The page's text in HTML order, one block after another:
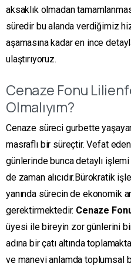
aksaklık olmadan
süredir bu alanda verdiğimiz
aşamasına kadar en ince
ulaştırıyoruz.
Cenaze Fonu
Olmalıyım?
Cenaze süreci gurbette
masraflı bir süreçtir. Vefat eden
günlerinde bunca detaylı
de zaman alıcıdır.Bürokratik
yanında sürecin de ekonomik
gerektirmektedir. Cenaze
üyesi ile bireyin zor günlerini
adına bir çatı altında
ve manevi anlamda toplumsal